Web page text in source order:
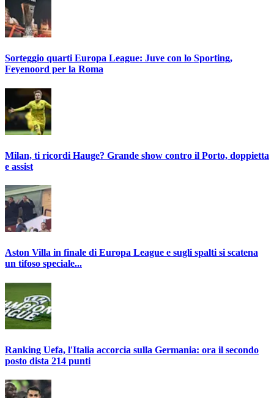
Sorteggio quarti Europa League: Juve con lo Sporting,
Feyenoord per la Roma
Milan, ti ricordi Hauge? Grande show contro il Porto, doppietta
e assist
Aston Villa in finale di Europa League e sugli spalti si scatena
un tifoso speciale...
Ranking Uefa, l'Italia accorcia sulla Germania: ora il secondo
posto dista 214 punti